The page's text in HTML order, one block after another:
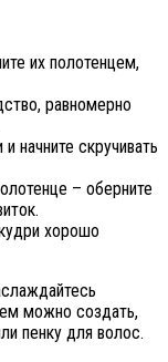
их полотенцем,
равномерно
начните скручивать
– оберните
хорошо
можно создать,
пенку для волос.